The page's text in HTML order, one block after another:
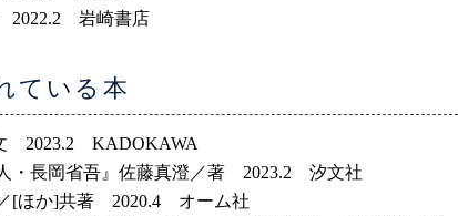
2022.2 岩崎書店
ている本
2023.2 KADOKAWA
・長岡省吾』佐藤真澄／著 2023.2 汐文社
／[ほか]共著 2020.4 オーム社